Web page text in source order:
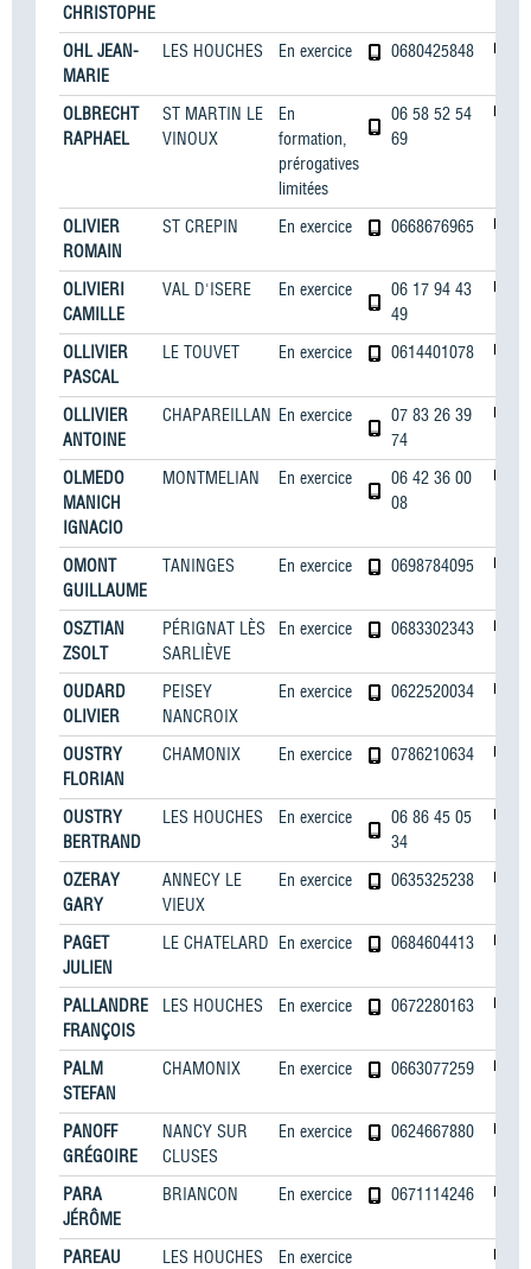
CHRISTOPHE
OHL JEAN-
MARIE
LES HOUCHES En exercice 0680425848
OLBRECHT
RAPHAEL
ST MARTIN LE
VINOUX
En
formation,
prérogatives
limitées
06 58 52 54
69
OLIVIER
ROMAIN
ST CREPIN En exercice 0668676965
OLIVIERI
CAMILLE
VAL D'ISERE En exercice
06 17 94 43
49
OLLIVIER
PASCAL
LE TOUVET En exercice 0614401078
OLLIVIER
ANTOINE
CHAPAREILLAN En exercice
07 83 26 39
74
OLMEDO
MANICH
IGNACIO
MONTMELIAN En exercice
06 42 36 00
08
OMONT
GUILLAUME
TANINGES En exercice 0698784095
OSZTIAN
ZSOLT
PÉRIGNAT LÈS
SARLIÈVE
En exercice 0683302343
OUDARD
OLIVIER
PEISEY
NANCROIX
En exercice 0622520034
OUSTRY
FLORIAN
CHAMONIX En exercice 0786210634
OUSTRY
BERTRAND
LES HOUCHES En exercice
06 86 45 05
34
OZERAY
GARY
ANNECY LE
VIEUX
En exercice 0635325238
PAGET
JULIEN
LE CHATELARD En exercice 0684604413
PALLANDRE
FRANÇOIS
LES HOUCHES En exercice 0672280163
PALM
STEFAN
CHAMONIX En exercice 0663077259
PANOFF
GRÉGOIRE
NANCY SUR
CLUSES
En exercice 0624667880
PARA
JÉRÔME
BRIANCON En exercice 0671114246
PAREAU
LES HOUCHES En exercice